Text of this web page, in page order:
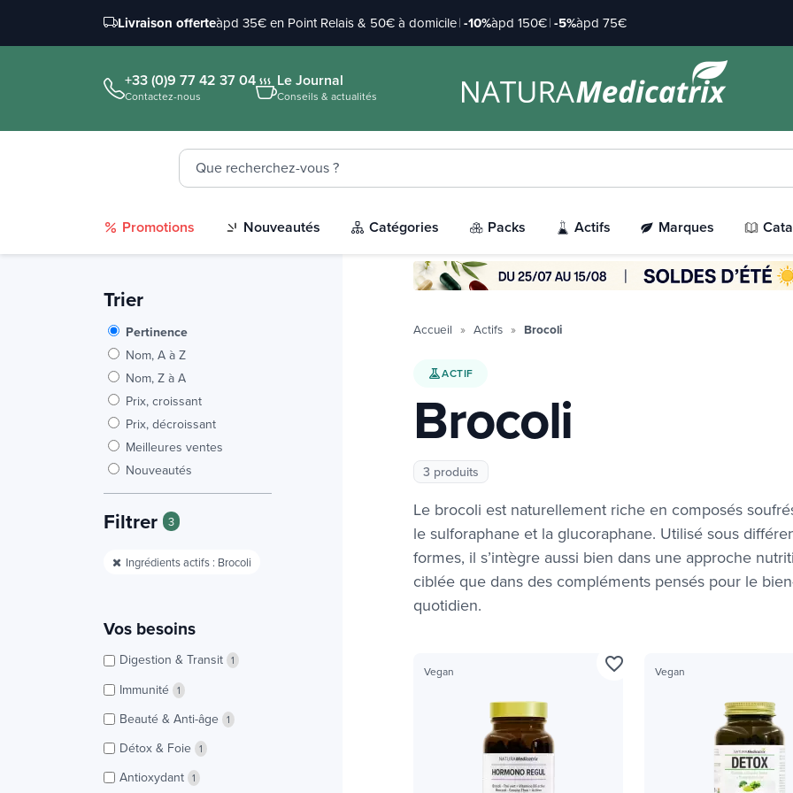
Livraison offerteàpd 35€ en Point Relais & 50€ à domicile|-10%àpd 150€|-5%àpd 75€
+33 (0)9 77 42 37 04
Contactez-nous
Le Journal
Conseils & actualités
Promotions Nouveautés Catégories Packs Actifs Marques
Trier
Pertinence
Nom, A à Z
Nom, Z à A
Prix, croissant
Prix, décroissant
Meilleures ventes
Nouveautés
Filtrer 3
Ingrédients actifs : Brocoli
Vos besoins
Digestion & Transit 1
Immunité 1
Beauté & Anti-âge 1
Détox & Foie 1
Antioxydant 1
Accueil Actifs Brocoli
ACTIF
Brocoli
3 produits
Le brocoli est naturellement riche en composés
le sulforaphane et la glucoraphane. Utilisé sous
formes, il s’intègre aussi bien dans une approche
ciblée que dans des compléments pensés pour le
quotidien.
Vegan favorite_border Vegan